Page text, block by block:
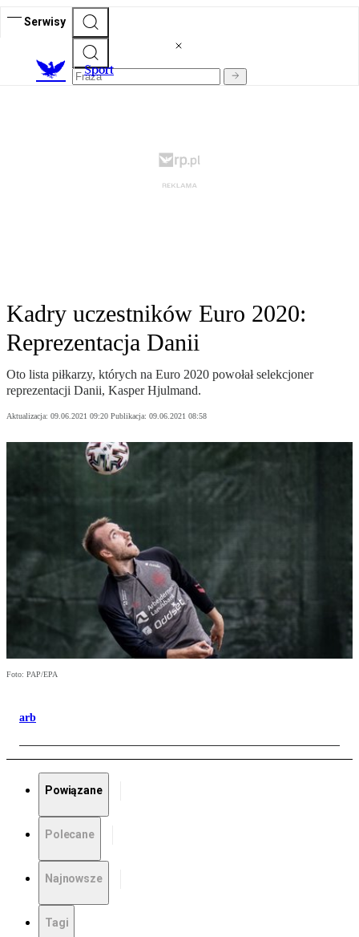
Serwisy
Sport
Kadry uczestników Euro 2020:
Reprezentacja Danii
Oto lista piłkarzy, których na Euro 2020 powołał selekcjoner
reprezentacji Danii, Kasper Hjulmand.
Aktualizacja: 09.06.2021 09:20 Publikacja: 09.06.2021 08:58
Foto: PAP/EPA
arb
Powiązane
Polecane
Najnowsze
Tagi